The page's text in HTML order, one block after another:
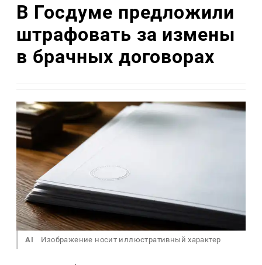
В Госдуме предложили
штрафовать за измены
в брачных договорах
AI Изображение носит иллюстративный характер